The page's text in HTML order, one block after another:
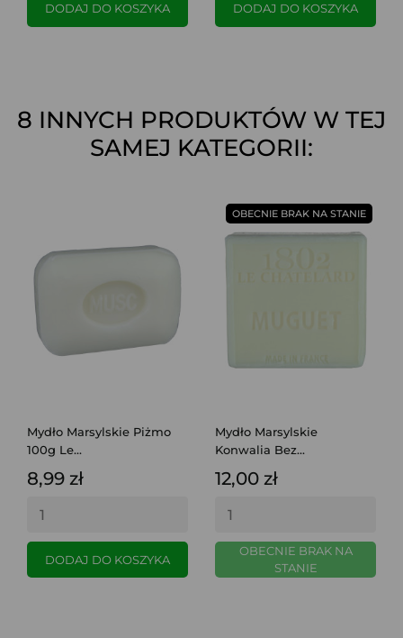
DODAJ DO KOSZYKA DODAJ DO KOSZYKA
8 INNYCH PRODUKTÓW W TEJ
SAMEJ KATEGORII:
Mydło Marsylskie Piżmo
100g Le...
8,99 zł
DODAJ DO KOSZYKA
Mydło Marsylskie
Konwalia Bez...
12,00 zł
OBECNIE BRAK NA
STANIE
OBECNIE BRAK NA STANIE